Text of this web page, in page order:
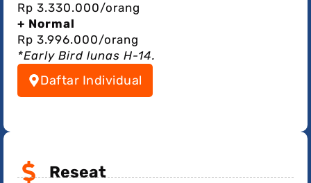
Rp 3.330.000/orang
+ Normal
Rp 3.996.000/orang
*Early Bird lunas H-14.
Daftar Individual
Reseat